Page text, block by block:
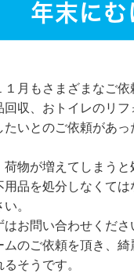
年末にむ
月もさまざまなご依
収、おトイレのリフ
いとのご依頼があ
物が増えてしまうと
品を処分しなくて
。
お問い合わせくださ
のご依頼を頂き、
そうです。